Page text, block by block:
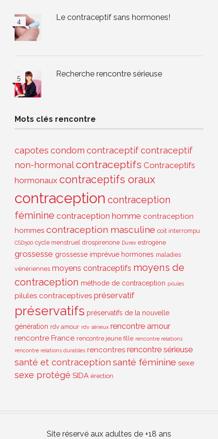
Le contraceptif sans hormones!
Recherche rencontre sérieuse
Mots clés rencontre
capotes condom contraceptifcontraceptif
non-hormonalcontraceptifs Contraceptifs
hormonaux contraceptifs oraux
contraception contraception
féminine contraception homme contraception
hommes contraception masculine coït interrompu
CSD500 cycle menstruel drospirenone Durex estrogène
grossesse grossesse imprévue hormones maladies
vénériennes moyens contraceptifs moyens de
contraception méthode de contraception pilules
pilules contraceptives préservatif
préservatifs préservatifs de la nouvelle
génération rdv amour rdv sérieux rencontre amour
rencontre France rencontre jeune fille rencontre relations
rencontre relations durables rencontres rencontre sérieuse
santé et contraception santé féminine sexe
sexe protégé SIDA érection
Site réservé aux adultes de +18 ans